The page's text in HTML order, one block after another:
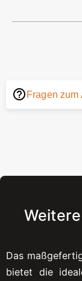
Fragen zum
Das
bietet die